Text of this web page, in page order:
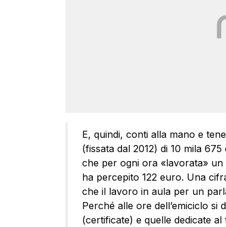
E, quindi, conti alla mano e
(fissata dal 2012) di 10 mila
che per ogni ora «lavorata» un
ha percepito 122 euro. Una
che il lavoro in aula per un
Perché alle ore dell’emiciclo si
(certificate) e quelle dedicate